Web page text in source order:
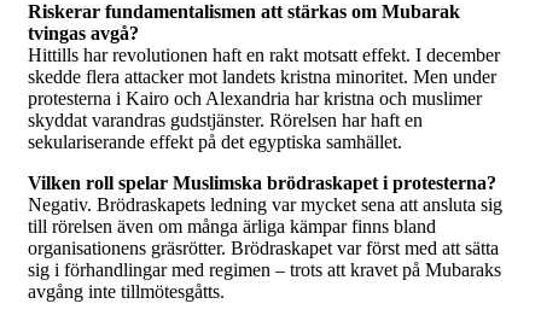
Riskerar fundamentalismen att stärkas om Mubarak
tvingas avgå?
Hittills har revolutionen haft en rakt motsatt effekt. I december
skedde flera attacker mot landets kristna minoritet. Men under
protesterna i Kairo och Alexandria har kristna och muslimer
skyddat varandras gudstjänster. Rörelsen har haft en
sekulariserande effekt på det egyptiska samhället.
Vilken roll spelar Muslimska brödraskapet i protesterna?
Negativ. Brödraskapets ledning var mycket sena att ansluta sig
till rörelsen även om många ärliga kämpar finns bland
organisationens gräsrötter. Brödraskapet var först med att sätta
sig i förhandlingar med regimen – trots att kravet på Mubaraks
avgång inte tillmötesgåtts.